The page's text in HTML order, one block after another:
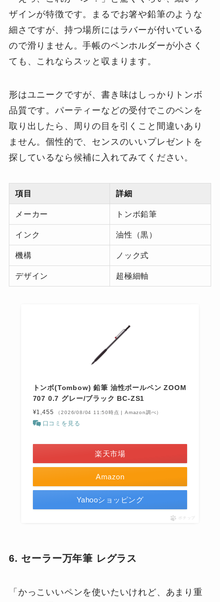
ザインが特徴です。まるでお箸や鉛筆のような
細さですが、持つ場所にはラバーが付いている
ので滑りません。手帳のペンホルダーが小さく
ても、これならスッと収まります。
形はユニークですが、書き味はしっかりトンボ
品質です。パーティーなどの受付でこのペンを
取り出したら、周りの目を引くこと間違いあり
ません。個性的で、センスのいいプレゼントを
探しているなら候補に入れてみてください。
項目 詳細
メーカー トンボ鉛筆
インク 油性（黒）
機構 ノック式
デザイン 超極細軸
トンボ(Tombow) 鉛筆 油性ボールペン ZOOM
707 0.7 グレー/ブラック BC-ZS1
¥1,455 （2026/08/04 11:50時点 | Amazon調べ）
口コミを見る
Amazon
楽天市場
Yahooショッピング
ポチップ
6. セーラー万年筆 レグラス
「かっこいいペンを使いたいけれど、あまり重